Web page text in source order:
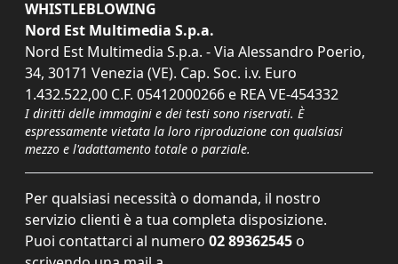
WHISTLEBLOWING
Nord Est Multimedia S.p.a.
Nord Est Multimedia S.p.a. - Via Alessandro Poerio,
34, 30171 Venezia (VE). Cap. Soc. i.v. Euro
1.432.522,00 C.F. 05412000266 e REA VE-454332
I diritti delle immagini e dei testi sono riservati. È
espressamente vietata la loro riproduzione con qualsiasi
mezzo e l'adattamento totale o parziale.
Per qualsiasi necessità o domanda, il nostro
servizio clienti è a tua completa disposizione.
Puoi contattarci al numero 02 89362545 o